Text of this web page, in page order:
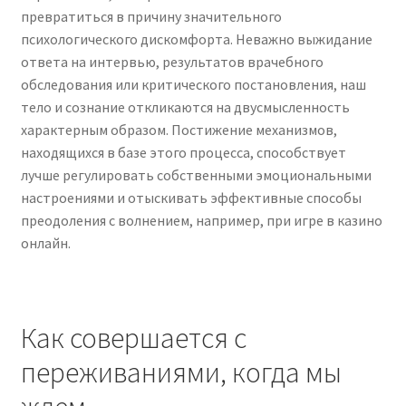
превратиться в причину значительного
психологического дискомфорта. Неважно выжидание
ответа на интервью, результатов врачебного
обследования или критического постановления, наш
тело и сознание откликаются на двусмысленность
характерным образом. Постижение механизмов,
находящихся в базе этого процесса, способствует
лучше регулировать собственными эмоциональными
настроениями и отыскивать эффективные способы
преодоления с волнением, например, при игре в казино
онлайн.
Как совершается с
переживаниями, когда мы